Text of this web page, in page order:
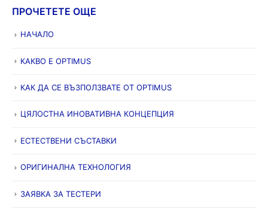
ПРОЧЕТЕТЕ ОЩЕ
НАЧАЛО
КАКВО Е OPTIMUS
КАК ДА СЕ ВЪЗПОЛЗВАТЕ ОТ OPTIMUS
ЦЯЛОСТНА ИНОВАТИВНА КОНЦЕПЦИЯ
ЕСТЕСТВЕНИ СЪСТАВКИ
ОРИГИНАЛНА ТЕХНОЛОГИЯ
ЗАЯВКА ЗА ТЕСТЕРИ